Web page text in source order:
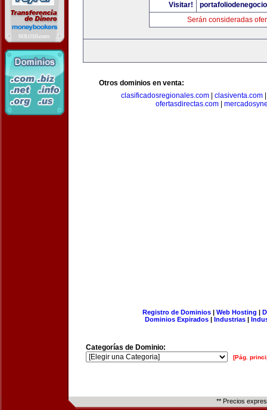
Visitar!
Serán consideradas
Otros dominios en venta:
clasificadosregionales.com| clasiventa.com
ofertasdirectas.com|
Registro de Dominios| Web Hosting |
Dominios Expirados | Industrias |
Categorías de Dominio:
[Pág.
** Precios